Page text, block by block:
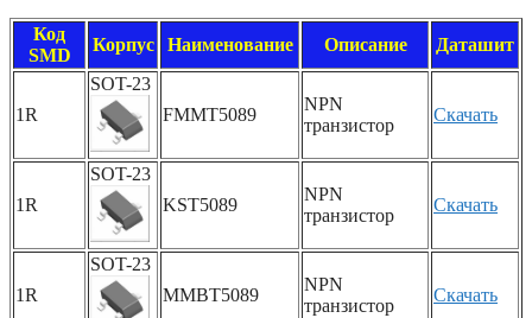
Код
SMD
Корпус Наименование Описание Даташит
1R
SOT-23
FMMT5089
NPN
транзистор
Скачать
1R
SOT-23
KST5089
NPN
транзистор
Скачать
1R
SOT-23
MMBT5089
NPN
транзистор
Скачать